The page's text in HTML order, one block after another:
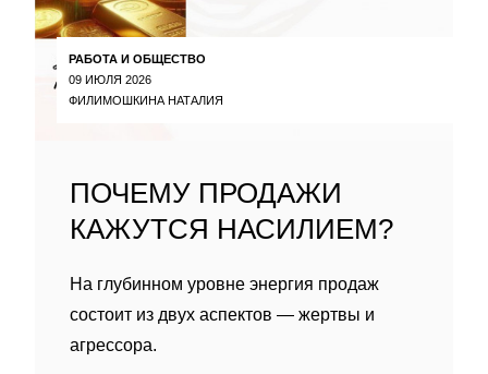
РАБОТА И ОБЩЕСТВО
09 ИЮЛЯ 2026
ФИЛИМОШКИНА НАТАЛИЯ
ПОЧЕМУ ПРОДАЖИ
КАЖУТСЯ НАСИЛИЕМ?
На глубинном уровне энергия продаж
состоит из двух аспектов — жертвы и
агрессора.